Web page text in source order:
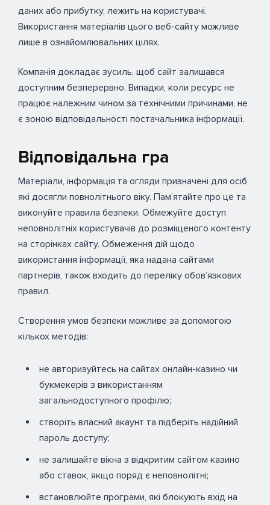
даних або прибутку, лежить на користувачі.
Використання матеріалів цього веб-сайту можливе
лише в ознайомлювальних цілях.
Компанія докладає зусиль, щоб сайт залишався
доступним безперервно. Випадки, коли ресурс не
працює належним чином за технічними причинами, не
є зоною відповідальності постачальника інформації.
Відповідальна гра
Матеріали, інформація та огляди призначені для осіб,
які досягли повнолітнього віку. Пам’ятайте про це та
виконуйте правила безпеки. Обмежуйте доступ
неповнолітніх користувачів до розміщеного контенту
на сторінках сайту. Обмеження дій щодо
використання інформації, яка надана сайтами
партнерів, також входить до переліку обов’язкових
правил.
Створення умов безпеки можливе за допомогою
кількох методів:
не авторизуйтесь на сайтах онлайн-казино чи
букмекерів з використанням
загальнодоступного профілю;
створіть власний акаунт та підберіть надійний
пароль доступу;
не залишайте вікна з відкритим сайтом казино
або ставок, якщо поряд є неповнолітні;
встановлюйте програми, які блокують вхід на